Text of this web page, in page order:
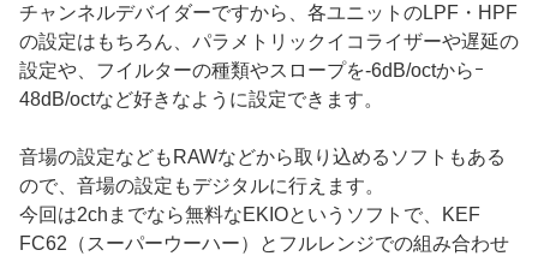
チャンネルデバイダーですから、各ユニットのLPF・HPF
の設定はもちろん、パラメトリックイコライザーや遅延の
設定や、フイルターの種類やスロープを-6dB/octからｰ
48dB/octなど好きなように設定できます。
音場の設定などもRAWなどから取り込めるソフトもある
ので、音場の設定もデジタルに行えます。
今回は2chまでなら無料なEKIOというソフトで、KEF
FC62（スーパーウーハー）とフルレンジでの組み合わせ